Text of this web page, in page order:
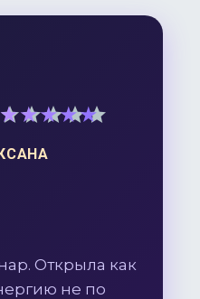
5out of 5
Открыла как
не по